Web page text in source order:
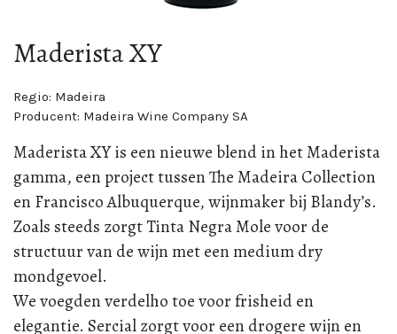
Maderista XY
Regio: Madeira
Producent: Madeira Wine Company SA
Maderista XY is een nieuwe blend in het Maderista
gamma, een project tussen The Madeira Collection
en Francisco Albuquerque, wijnmaker bij Blandy’s.
Zoals steeds zorgt Tinta Negra Mole voor de
structuur van de wijn met een medium dry
mondgevoel.
We voegden verdelho toe voor frisheid en
elegantie. Sercial zorgt voor een drogere wijn en